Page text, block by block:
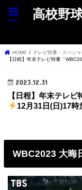
高校野
menu
HOME
テレビ特番・スペシ
【日程】年末テレビ特番「
2023.12.31
【日程】年末テレ
12月31日(日)17時
WBC2023 大晦